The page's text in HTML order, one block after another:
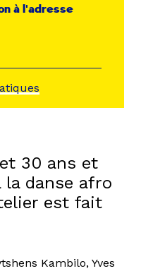
à l'adresse
30 ans et
danse afro
est fait
Kambilo, Yves